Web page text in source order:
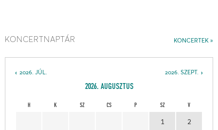
KONCERTEK
KONCERTNAPTÁR
2026. SZEPT.
2026. JÚL.
2026. AUGUSZTUS
H K SZ CS P SZ V
1 2